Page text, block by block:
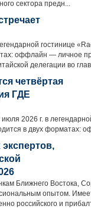
сектора предн...
гостинице
оффлайн — личное
делегации во
четвёртая
ГДЕ
2026 г. в
в двух форматах:
Ближнего Востока,
опытом.
российского и